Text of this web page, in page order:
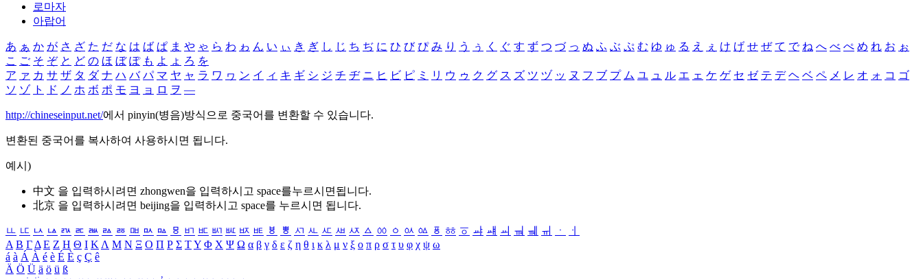
로마자
아랍어
あ ぁ か が さ ざ た だ な は ば ぱ ま や ゃ ら わ ゎ ん い ぃ き ぎ し じ ち ぢ に ひ び ぴ み り う ぅ く ぐ す ず つ づ っ ぬ ふ ぶ ぷ む ゆ ゅ る え ぇ け げ せ ぜ て で ね へ べ ぺ め れ お ぉ
こ ご そ ぞ と ど の ほ ぼ ぽ も よ ょ ろ を
ア ァ カ サ ザ タ ダ ナ ハ バ パ マ ヤ ャ ラ ワ ヮ ン イ ィ キ ギ シ ジ チ ヂ ニ ヒ ビ ピ ミ リ ウ ゥ ク グ ス ズ ツ ヅ ッ ヌ フ ブ プ ム ユ ュ ル エ ェ ケ ゲ セ ゼ テ デ ヘ ベ ペ メ レ オ ォ コ ゴ
ソ ゾ ト ド ノ ホ ボ ポ モ ヨ ョ ロ ヲ ―
http://chineseinput.net/에서 pinyin(병음)방식으로 중국어를 변환할 수 있습니다.
변환된 중국어를 복사하여 사용하시면 됩니다.
예시)
中文 을 입력하시려면 zhongwen을 입력하시고 space를누르시면됩니다.
北京 을 입력하시려면 beijing을 입력하시고 space를 누르시면 됩니다.
ㅥ ㅦ ㅧ ㅨ ㅩ ㅪ ㅫ ㅬ ㅭ ㅮ ㅯ ㅰ ㅱ ㅲ ㅳ ㅴ ㅵ ㅶ ㅷ ㅸ ㅹ ㅺ ㅻ ㅼ ㅽ ㅾ ㅿ ㆀ ㆁ ㆂ ㆃ ㆄ ㆅ ㆆ ㆇ ㆈ ㆉ ㆊ ㆋ ㆌ ㆍ
ㆎ
Α Β ΓΔ Ε Ζ Η Θ Ι ΚΛ Μ Ν Ξ Ο Π Ρ Σ ΤΥ Φ Χ Ψ Ω α β γ δ ε ζ η θ ι κ λ μ ν ξ ο π ρ σ τ υ φ χ ψ ω
á à Á À é è É È ç Ç ê
Ä Ö Ü ä ö ü ß